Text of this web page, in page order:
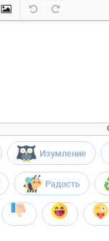
Изумление
Радость